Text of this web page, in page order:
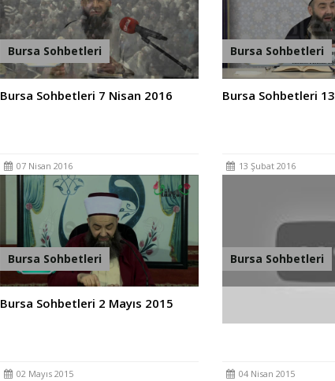
Bursa Sohbetleri
Bursa Sohbetleri 7 Nisan 2016
07 Nisan 2016
Bursa Sohbetleri
Bursa Sohbetleri
13 Şubat 2016
Bursa Sohbetleri
Bursa Sohbetleri 2 Mayıs 2015
02 Mayıs 2015
Bursa Sohbetleri
04 Nisan 2015